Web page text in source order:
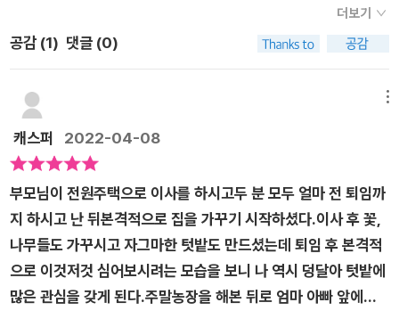
사실을 알아야 한다. 이 책에서 제시하는 3단계만 실천해보자. 내
텃밭의 상태를 점검한 후, 적절하게 흙을 일구고 비료를 선택해
사용하면 된다. 흙과 비료에 조금만 신경 써도 결과물은 엄청난
차이를 보여준다. 말라버린 줄기와 작게 맺힌 열매 대신 풍성한
결실로 수확철을 맞이하는 기쁨을 누릴 수 있을 것이다.
이 많아야 하는데 식물이 자라고 동물이 그 식물을 식량으로 삼아
살아가며 순환이 일어난다. 흙 속의 미생물은 식물을 튼튼하고
한다.야생 동물이나 분뇨나 말라 죽은 식물이 흙으로 돌아가서
유기물이 되고 흙을 기름지게 만들어 순환한다. 그러나 중간에
작물을 거둬들이고 다시 땅에 양분을 돌려주지 않으면 흙이 메마
르게 된다. 밭에는 퇴비뿐만 아니라 작물이 흙에서 흡수한 비료
성분을 보충해야만 작물이 잘 자라게 된다. 토양 환경이 좋다고
해서 작물이 생각대로 크는 것은 아니기에 식물에게 필요로 하는
양분인 비료를 줘야 한다. 식물은 질소, 인산, 칼륨과 같은 3요소
가 많이 필요하다. 주로 줄기잎을 자라게 하고 열매가 잘 열리게
하고 뿌리 성장을 도와준다. 시중에 파는 비료를 원료나 형태, 효
눈으로 봐서는 원인을 모를 때가 많지만 드물게 흙이 이상할 때가
있기도 하다. 몇 번정도 그런 일이 있고나서 혹시 도움이 될까 싶
토만 설명하고 있는 것은 아니다. 감수자가 우리나라 사람이기에
우리나라에 맞는 이야기가 있기도 하다. 우리나라의 흙은 영양분
을 머금을 수 있는 능력인 CEC지수가 낮은 노령기의 흙에, 화강
특징이라는 말도 여기서 처음 볼 수 있었다. 보통 식물을 키우면
서 약산성이 식물이 자라는 데 좋다는 말은 들어본 적이 있지만,
아무도 우리나라 원래 토양이 대부분 산성이라는 걸 알려주지 않
았다. 리트머스 시험지로 실험할 생각을 더더욱 해보지 못해서
본격적인 농사를 한다면 흙의 관리에 이것저것 신경을 많이 써야
더보기
공감 (1) 댓글 (0)
캐스퍼 2022-04-08
부모님이 전원주택으로 이사를 하시고두 분 모두 얼마 전 퇴임까
지 하시고 난 뒤본격적으로 집을 가꾸기 시작하셨다.​이사 후 꽃,
나무들도 가꾸시고 자그마한 텃밭도 만드셨는데 퇴임 후 본격적
으로 이것저것 심어보시려는 모습을 보니 나 역시 덩달아 텃밭에
많은 관심을 갖게 된다.​주말농장을 해본 뒤로 엄마 아빠 앞에서